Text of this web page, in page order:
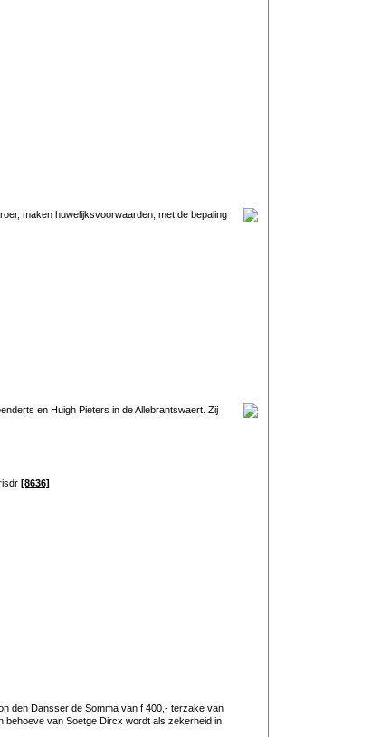
maken huwelijksvoorwaarden, met de bepaling
en Huigh Pieters in de Allebrantswaert. Zij
[8636]
den Dansser de Somma van f 400,- terzake van
behoeve van Soetge Dircx wordt als zekerheid in